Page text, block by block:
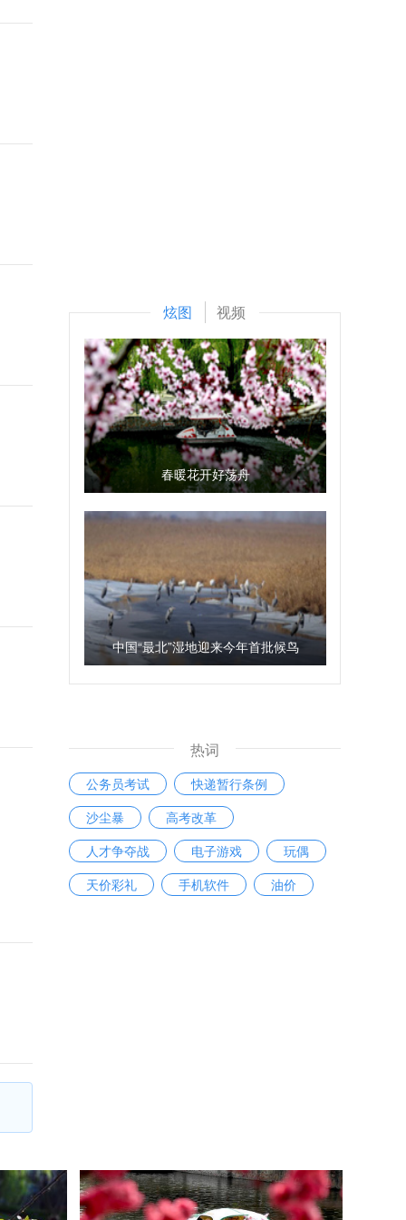
炫图 视频
春暖花开好荡舟
中国“最北”湿地迎来今年首批候鸟
热词
公务员考试
快递暂行条例
沙尘暴
高考改革
人才争夺战
电子游戏
玩偶
天价彩礼
手机软件 油价